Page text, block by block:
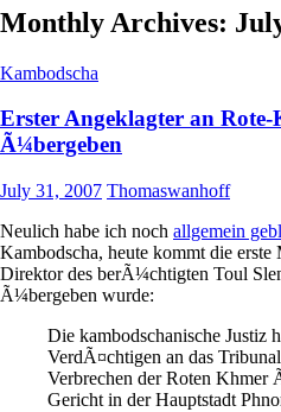
Monthly Archives:
Kambodscha
Erster Angeklagter an
Ã¼bergeben
July 31, 2007 Thomaswanhoff
Neulich habe ich noch allgemein
Kambodscha, heute kommt die
Direktor des berÃ¼chtigten Toul
Ã¼bergeben wurde:
Die kambodschanische Justiz
VerdÃ¤chtigen an das
Verbrechen der Roten Khmer
Gericht in der Hauptstadt